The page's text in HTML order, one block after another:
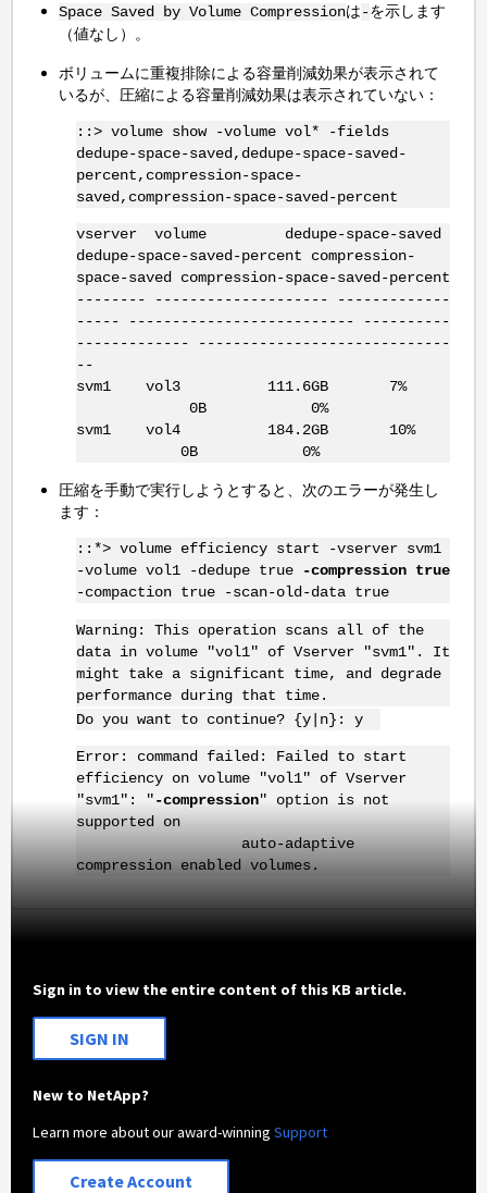
Space Saved by Volume Compressionは-を示します
（値なし）。
ボリュームに重複排除による容量削減効果が表示されて
いるが、圧縮による容量削減効果は表示されていない：
::> volume show -volume vol* -fields
dedupe-space-saved,dedupe-space-saved-
percent,compression-space-
saved,compression-space-saved-percent
vserver volume dedupe-space-saved
dedupe-space-saved-percent compression-
space-saved compression-space-saved-percent
-------- -------------------- -------------
----- -------------------------- ----------
------------- -----------------------------
--
svm1 vol3 111.6GB 7%
0B 0%
svm1 vol4 184.2GB 10%
0B 0%
圧縮を手動で実行しようとすると、次のエラーが発生し
ます：
::*> volume efficiency start -vserver svm1
-volume vol1 -dedupe true
-compression true
-compaction true -scan-old-data true
Warning: This operation scans all of the
data in volume "vol1" of Vserver "svm1". It
might take a significant time, and degrade
performance during that time.
Do you want to continue? {y|n}: y
Error: command failed: Failed to start
efficiency on volume "vol1" of Vserver
"svm1": "-compression" option is not
supported on
auto-adaptive
compression enabled volumes.
Sign in to view the entire content of this KB article.
SIGN IN
New to NetApp?
Learn more about our award-winningSupport
Create Account